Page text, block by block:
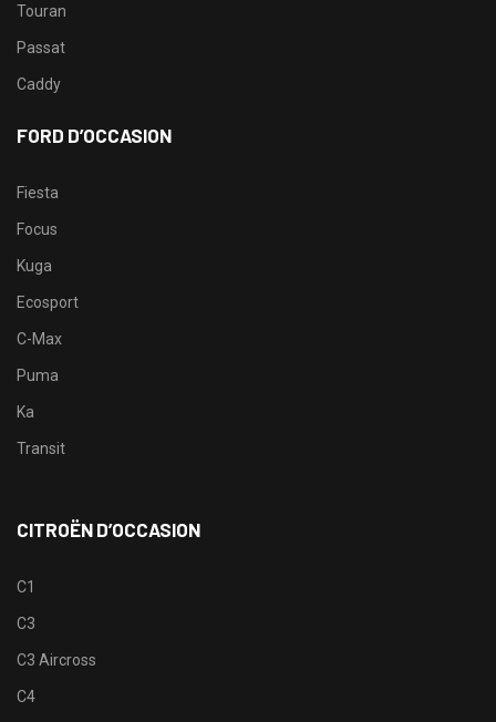
Touran
Passat
Caddy
FORD D’OCCASION
Fiesta
Focus
Kuga
Ecosport
C-Max
Puma
Ka
Transit
CITROËN D’OCCASION
C1
C3
C3 Aircross
C4